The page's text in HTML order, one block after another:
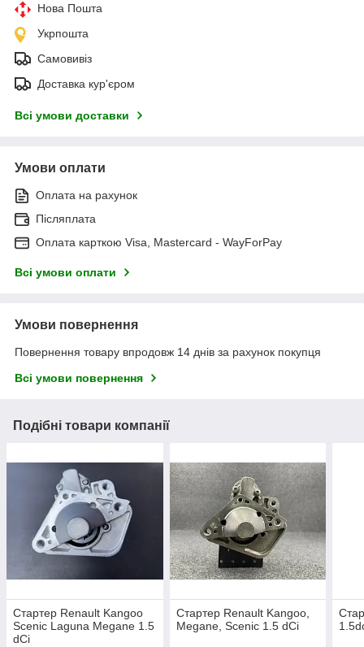
Нова Пошта
Укрпошта
Самовивіз
Доставка кур'єром
Всі умови доставки
Умови оплати
Оплата на рахунок
Післяплата
Оплата карткою Visa, Mastercard - WayForPay
Всі умови оплати
Умови повернення
Повернення товару впродовж 14 днів за рахунок покупця
Всі умови повернення
Подібні товари компанії
Стартер Renault Kangoo
Scenic Laguna Megane 1.5
dCi
Стартер Renault Kangoo,
Megane, Scenic 1.5 dCi